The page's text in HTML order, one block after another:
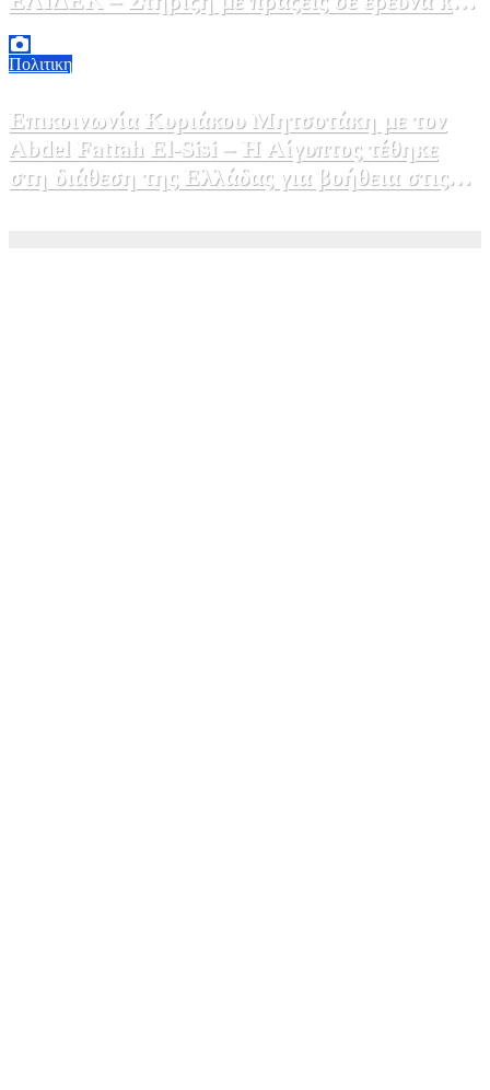
καινοτομία»
Πολιτικη
Επικοινωνία Κυριάκου Μητσοτάκη με τον
Abdel Fattah El-Sisi – Η Αίγυπτος τέθηκε
στη διάθεση της Ελλάδας για βοήθεια στις